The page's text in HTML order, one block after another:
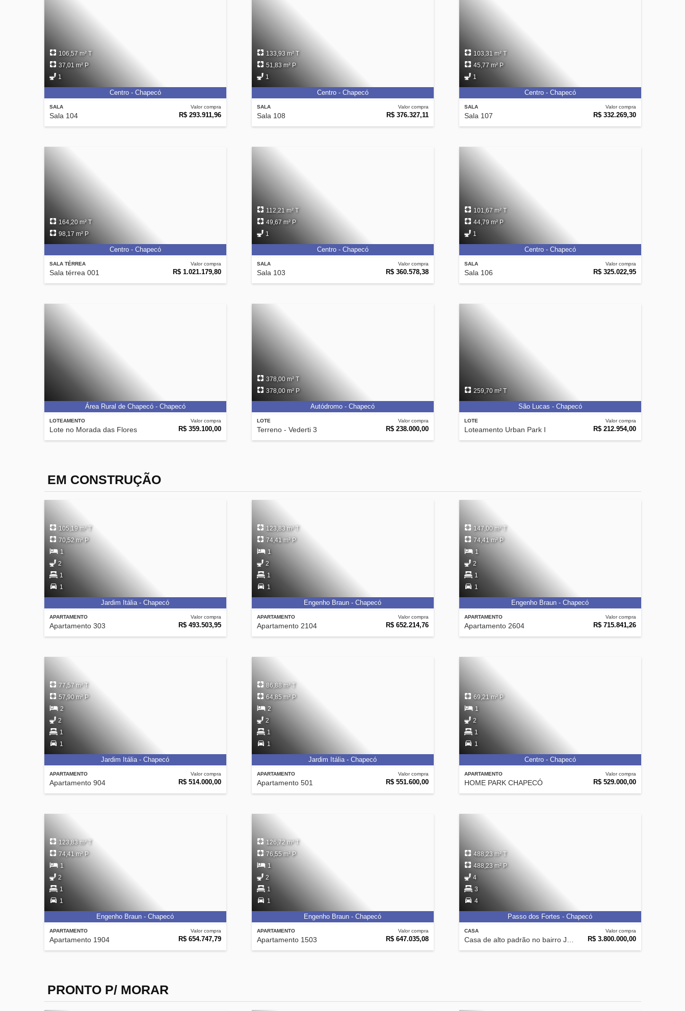
SALA
Sala 104
Valor compra
R$ 293.911,96
106,57 m² T
37,01 m² P
1
Centro - Chapecó
SALA
Sala 108
Valor compra
R$ 376.327,11
133,93 m² T
51,83 m² P
1
Centro - Chapecó
SALA
Sala 107
Valor compra
R$ 332.269,30
103,31 m² T
45,77 m² P
1
Centro - Chapecó
SALA TÉRREA
Sala térrea 001
Valor compra
R$ 1.021.179,80
164,20 m² T
98,17 m² P
Centro - Chapecó
SALA
Sala 103
Valor compra
R$ 360.578,38
112,21 m² T
49,67 m² P
1
Centro - Chapecó
SALA
Sala 106
Valor compra
R$ 325.022,95
101,67 m² T
44,79 m² P
1
Centro - Chapecó
LOTEAMENTO
Lote no Morada das Flores
Valor compra
R$ 359.100,00
Área Rural de Chapecó - Chapecó
LOTE
Terreno - Vederti 3
Valor compra
R$ 238.000,00
378,00 m² T
378,00 m² P
Autódromo - Chapecó
LOTE
Loteamento Urban Park I
Valor compra
R$ 212.954,00
259,70 m² T
São Lucas - Chapecó
EM CONSTRUÇÃO
APARTAMENTO
Apartamento 303
Valor compra
R$ 493.503,95
105,19 m² T
70,52 m² P
1
2
1
1
Jardim Itália - Chapecó
APARTAMENTO
Apartamento 2104
Valor compra
R$ 652.214,76
123,83 m² T
74,41 m² P
1
2
1
1
Engenho Braun - Chapecó
APARTAMENTO
Apartamento 2604
Valor compra
R$ 715.841,26
147,00 m² T
74,41 m² P
1
2
1
1
Engenho Braun - Chapecó
APARTAMENTO
Apartamento 904
Valor compra
R$ 514.000,00
77,57 m² T
57,90 m² P
2
2
1
1
Jardim Itália - Chapecó
APARTAMENTO
Apartamento 501
Valor compra
R$ 551.600,00
86,88 m² T
64,85 m² P
2
2
1
1
Jardim Itália - Chapecó
APARTAMENTO
HOME PARK CHAPECÓ
Valor compra
R$ 529.000,00
69,21 m² P
1
2
1
1
Centro - Chapecó
APARTAMENTO
Apartamento 1904
Valor compra
R$ 654.747,79
123,83 m² T
74,41 m² P
1
2
1
1
Engenho Braun - Chapecó
APARTAMENTO
Apartamento 1503
Valor compra
R$ 647.035,08
126,72 m² T
76,55 m² P
1
2
1
1
Engenho Braun - Chapecó
CASA Valor compra
R$ 3.800.000,00
488,23 m² T
488,23 m² P
4
3
4
Passo dos Fortes - Chapecó
PRONTO P/ MORAR